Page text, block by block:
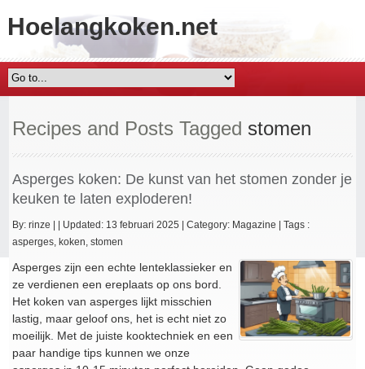
Hoelangkoken.net
Recipes and Posts Tagged stomen
Asperges koken: De kunst van het stomen zonder je
keuken te laten exploderen!
By:rinze Updated: 13 februari 2025 Category: Magazine
Tags :
asperges, koken,stomen
Asperges zijn een echte lenteklassieker en
ze verdienen een ereplaats op ons bord.
Het koken van asperges lijkt misschien
lastig, maar geloof ons, het is echt niet zo
moeilijk. Met de juiste kooktechniek en een
paar handige tips kunnen we onze